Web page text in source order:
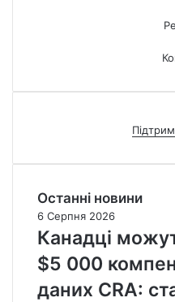
Останні новини
6 Серпня 2026
Канадці
$5 000
даних CRA: